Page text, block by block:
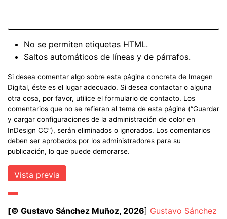
No se permiten etiquetas HTML.
Saltos automáticos de líneas y de párrafos.
Si desea comentar algo sobre esta página concreta de Imagen
Digital, éste es el lugar adecuado. Si desea contactar o alguna
otra cosa, por favor, utilice el formulario de contacto. Los
comentarios que no se refieran al tema de esta página (“Guardar
y cargar configuraciones de la administración de color en
InDesign CC”), serán eliminados o ignorados. Los comentarios
deben ser aprobados por los administradores para su
publicación, lo que puede demorarse.
[© Gustavo Sánchez Muñoz, 2026] Gustavo Sánchez